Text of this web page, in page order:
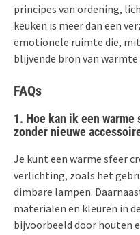
principes van ordening,
keuken is meer dan een
emotionele ruimte die,
blijvende bron van
FAQs
1. Hoe kan ik een
zonder nieuwe
Je kunt een warme sfeer
verlichting, zoals het
dimbare lampen.
materialen en kleuren in
bijvoorbeeld door houten